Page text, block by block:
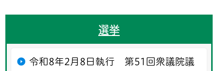
選挙
令和8年2月8日執行 第51回衆議院議